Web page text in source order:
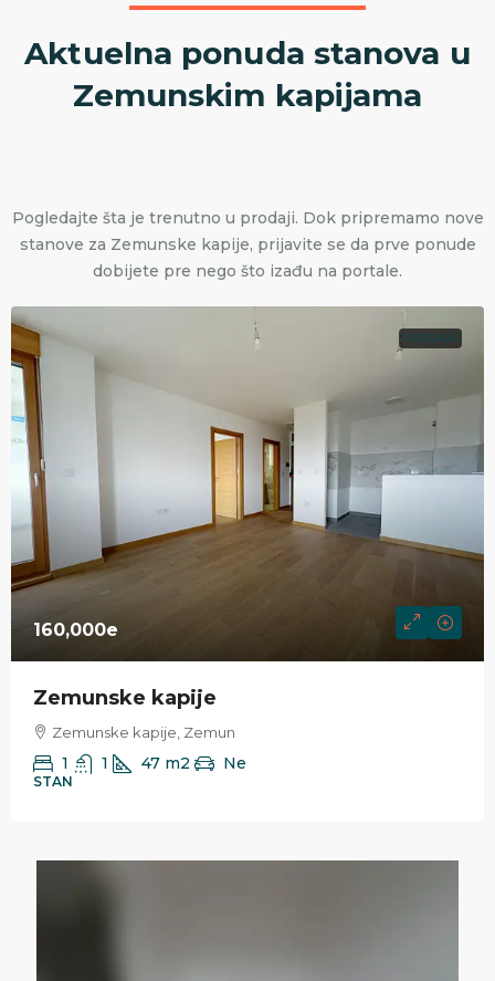
Aktuelna ponuda stanova u
Zemunskim kapijama
Pogledajte šta je trenutno u prodaji. Dok pripremamo nove
stanove za Zemunske kapije, prijavite se da prve ponude
dobijete pre nego što izađu na portale.
PRODAJA
160,000e
Zemunske kapije
Zemunske kapije, Zemun
1 1 47 m2 Ne
STAN